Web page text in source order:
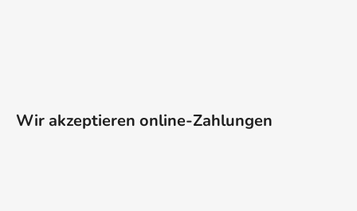
Wir akzeptieren online-Zahlungen